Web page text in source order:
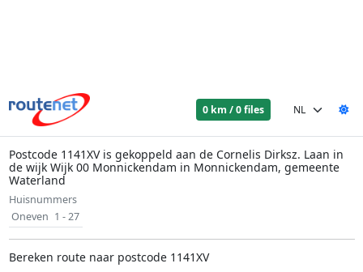
0 km / 0 files
Postcode 1141XV is gekoppeld aan de Cornelis Dirksz. Laan in
de wijk Wijk 00 Monnickendam in Monnickendam, gemeente
Waterland
Huisnummers
Oneven 1 - 27
Bereken route naar postcode 1141XV